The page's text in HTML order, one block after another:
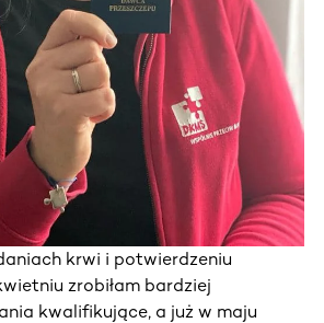
krwi i potwierdzeniu
zrobiłam bardziej
kwalifikujące, a już w maju